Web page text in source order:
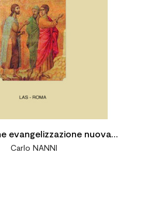
evangelizzazione nuova
evangelizzazione
Carlo NANNI